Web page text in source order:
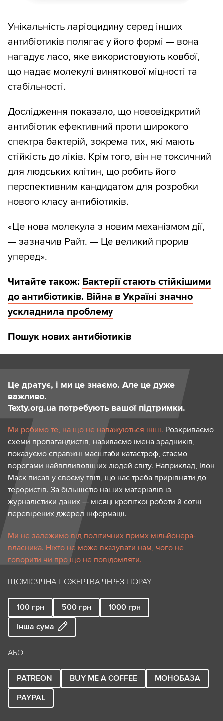
Унікальність ларіоцидину серед інших
антибіотиків полягає у його формі — вона
нагадує ласо, яке використовують ковбої,
що надає молекулі виняткової міцності та
стабільності.
Дослідження показало, що нововідкритий
антибіотик ефективний проти широкого
спектра бактерій, зокрема тих, які мають
стійкість до ліків. Крім того, він не токсичний
для людських клітин, що робить його
перспективним кандидатом для розробки
нового класу антибіотиків.
«Це нова молекула з новим механізмом дії,
— зазначив Райт. — Це великий прорив
уперед».
Читайте також: Бактерії стають стійкішими
до антибіотиків. Війна в Україні значно
ускладнила проблему
Пошук нових антибіотиків
Це дратує, і ми це знаємо. Але це дуже
важливо.
Texty.org.ua потребують вашої підтримки.
Ми робимо те, на що не наважуються інші. Розкриваємо
схеми пропагандистів, називаємо імена зрадників,
показуємо справжні масштаби катастроф, стаємо
ворогами найвпливовіших людей світу. Наприклад, Ілон
Маск писав у своєму твіті, що нас треба прирівняти до
терористів. За більшістю наших матеріалів із
журналістики даних — місяці кропіткої роботи й сотні
перевірених джерел інформації.
Ми не залежимо від політичних примх мільйонера-
власника. Ніхто не може вказувати нам, чого не
говорити чи про що не повідомляти.
ЩОМІСЯЧНА ПОЖЕРТВА ЧЕРЕЗ LIQPAY
100 грн 500 грн 1000 грн
Інша сума
АБО
PATREON BUY ME A COFFEE
МОНОБАЗА
PAYPAL